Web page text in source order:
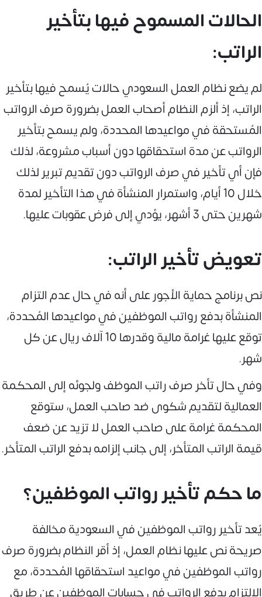
الحالات المسموح فيها بتأخير
الراتب:
لم يضع نظام العمل السعودي حالات يُسمح فيها بتأخير
الراتب، إذ ألزم النظام أصحاب العمل بضرورة صرف الرواتب
المُستحقة في مواعيدها المحددة، ولم يسمح بتأخير
الرواتب عن مدة استحقاقها دون أسباب مشروعة، لذلك
فإن أي تأخير في صرف الرواتب دون تقديم تبرير لذلك
خلال 10 أيام، واستمرار المنشأة في هذا التأخير لمدة
شهرين حتى 3 أشهر، يؤدي إلى فرض عقوبات عليها.
تعويض تأخير الراتب:
نص برنامج حماية الأجور على أنه في حال عدم التزام
المنشأة بدفع رواتب الموظفين في مواعيدها المُحددة،
توقع عليها غرامة مالية وقدرها 10 آلاف ريال عن كل
شهر.
وفي حال تأخر صرف راتب الموظف ولجوئه إلى المحكمة
العمالية لتقديم شكوى ضد صاحب العمل، ستوقع
المحكمة غرامة على صاحب العمل لا تزيد عن ضعف
قيمة الراتب المتأخر، إلى جانب إلزامه بدفع الراتب المتأخر.
ما حكم تأخير رواتب الموظفين؟
يُعد تأخير رواتب الموظفين في السعودية مخالفة
صريحة نص عليها نظام العمل، إذ أقر النظام بضرورة صرف
رواتب الموظفين في مواعيد استحقاقها المُحددة، مع
الالتزام بدفع الرواتب في حسابات الموظفين عن طريق